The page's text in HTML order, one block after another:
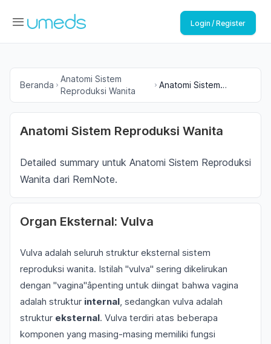
Login / Register
Beranda
Anatomi Sistem
Reproduksi Wanita
Anatomi Sistem
Anatomi Sistem Reproduksi Wanita
Detailed summary untuk Anatomi Sistem Reproduksi
Wanita dari RemNote.
Organ Eksternal: Vulva
Vulva adalah seluruh struktur eksternal sistem
reproduksi wanita. Istilah "vulva" sering dikelirukan
dengan "vagina"âpenting untuk diingat bahwa vagina
adalah struktur internal, sedangkan vulva adalah
struktur eksternal. Vulva terdiri atas beberapa
komponen yang masing-masing memiliki fungsi